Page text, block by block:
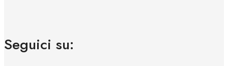
Seguici su: